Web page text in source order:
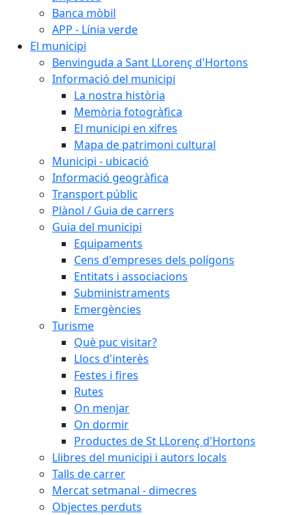
Banca mòbil
APP - Línia verde
El municipi
Benvinguda a Sant LLorenç d'Hortons
Informació del municipi
La nostra història
Memòria fotogràfica
El municipi en xifres
Mapa de patrimoni cultural
Municipi - ubicació
Informació geogràfica
Transport públic
Plànol / Guia de carrers
Guia del municipi
Equipaments
Cens d'empreses dels polígons
Entitats i associacions
Subministraments
Emergències
Turisme
Què puc visitar?
Llocs d'interès
Festes i fires
Rutes
On menjar
On dormir
Productes de St LLorenç d'Hortons
Llibres del municipi i autors locals
Talls de carrer
Mercat setmanal - dimecres
Objectes perduts